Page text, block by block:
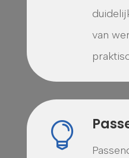
van
